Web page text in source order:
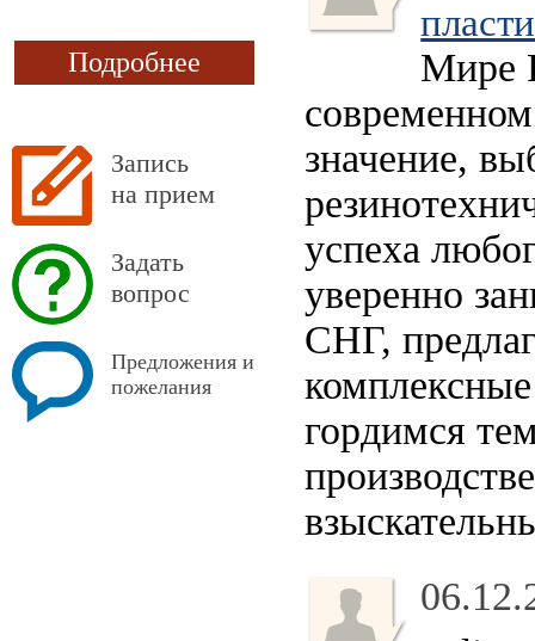
Подробнее
Запись
на прием
Задать
вопрос
Предложения и
пожелания
Мире
значение,
успеха
уверенно
СНГ,
гордимся